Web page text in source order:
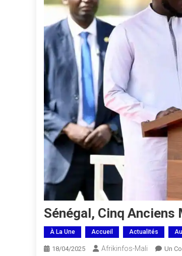
Sénégal, Cinq
À La Une Accueil Actualités
18/04/2025 Afrikinfos-Mali Un